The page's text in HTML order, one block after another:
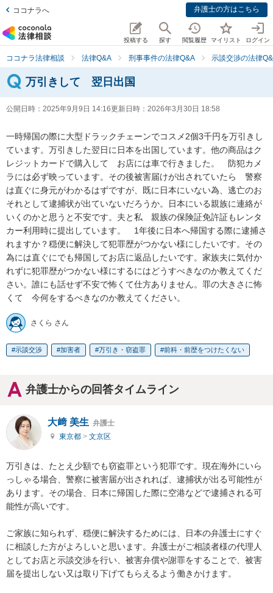
ココナラへ 弁護士の方はこちら
投稿する 探す 閲覧履歴 マイリスト ログイン
ココナラ法律相談 法律Q&A 刑事事件の法律Q&A 示談交渉の法律
万引きして 翌日出国
公開日時： 2025年9月9日 14:16更新日時： 2026年3月30日 18:58
一時帰国の際に大型ドラックチェーンでコスメ2個3千円を万引きし
ています。万引きした翌日に日本を出国しています。他の商品はク
レジットカードで購入して　お店には車で行きました。　防犯カメ
ラには必ず映っています。その後被害届けが出されていたら　警察
は直ぐに身元がわかるはずですが、既に日本にいない為、逃亡のお
それとして逮捕状が出ていないだろうか。日本にいる親族に連絡が
いくのかと思うと不安です。夫と私　親族の保険証免許証もレンタ
カー利用時に提出しています。　1年後に日本へ帰国する際に逮捕さ
れますか？穏便に解決して犯罪歴がつかない様にしたいです。その
為には直ぐにでも帰国してお店に返品したいです。家族夫に気付か
れずに犯罪歴がつかない様にするにはどうすべきなのか教えてくだ
さい。誰にも話せず不安で怖くて仕方ありません。罪の大きさに怖
くて　今何をするべきなのか教えてください。
さくら さん
示談交渉 加害者 万引き・窃盗罪 前科・前歴をつけたくない
弁護士からの回答タイムライン
大﨑 美生 弁護士
東京都 > 文京区
万引きは、たとえ少額でも窃盗罪という犯罪です。現在海外にいら
っしゃる場合、警察に被害届が出されれば、逮捕状が出る可能性が
あります。その場合、日本に帰国した際に空港などで逮捕される可
能性が高いです。
ご家族に知られず、穏便に解決するためには、日本の弁護士にすぐ
に相談した方がよろしいと思います。弁護士がご相談者様の代理人
としてお店と示談交渉を行い、被害弁償や謝罪をすることで、被害
届を提出しない又は取り下げてもらえるよう働きかけます。